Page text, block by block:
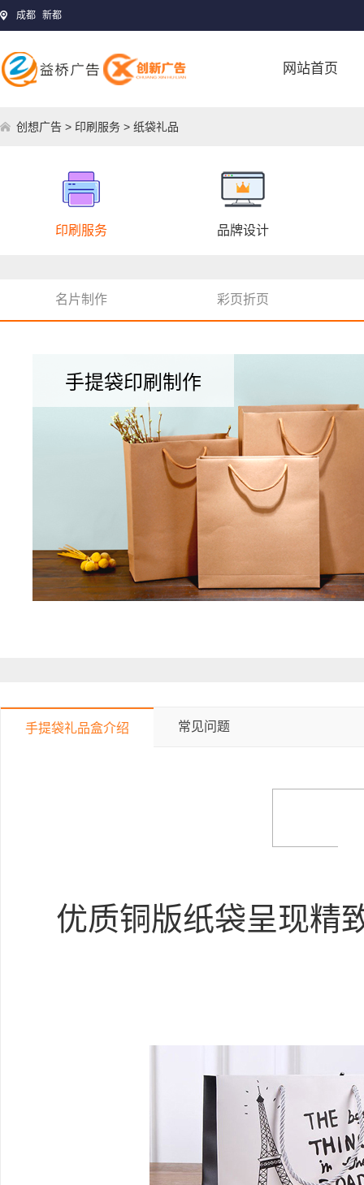
成都 新都
网站首页
创想广告 > 印刷服务 > 纸袋礼品
印刷服务 品牌设计
名片制作 彩页折页
手提袋印刷制作
手提袋礼品盒介绍 常见问题
优质铜版纸袋呈现精